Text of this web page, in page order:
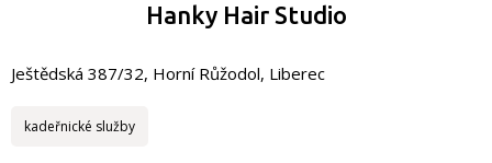
Hanky Hair Studio
Ještědská 387/32, Horní Růžodol, Liberec
kadeřnické služby